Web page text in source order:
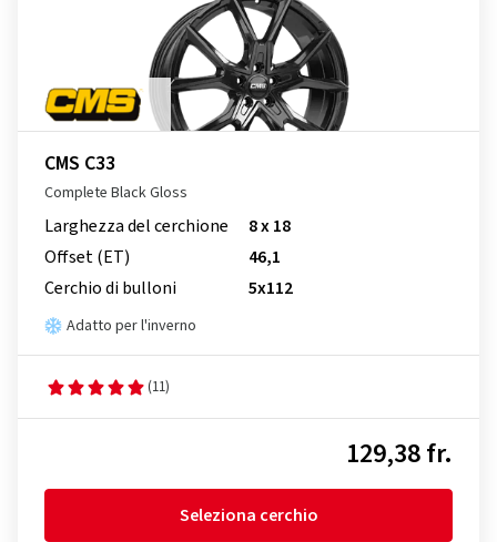
CMS C33
Complete Black Gloss
Larghezza del cerchione
8 x 18
Offset (ET)
46,1
Cerchio di bulloni
5x112
Adatto per l'inverno
(11)
129,38 fr.
Seleziona cerchio